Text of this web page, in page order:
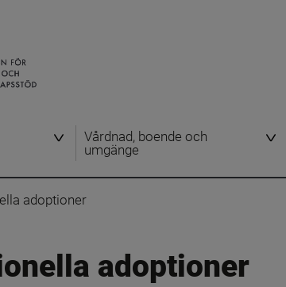
Vårdnad, boende och
umgänge
adoptioner
adoptioner